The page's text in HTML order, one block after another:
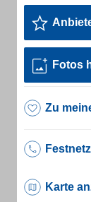
Fotos
Zu
Festnetz
Karte